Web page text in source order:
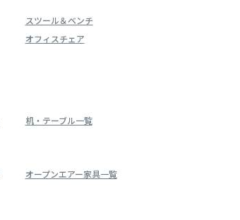
スツール＆ベンチ
オフィスチェア
机・テーブル一覧
オープンエアー家具一覧